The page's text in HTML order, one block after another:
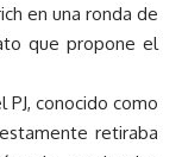
en una ronda de
que propone el
conocido como
retiraba